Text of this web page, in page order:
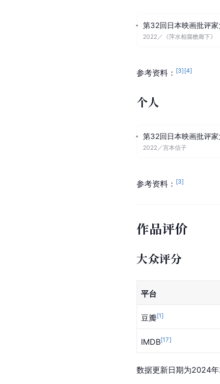
第32回日本映画批评
2022／ 《萍水相腐檐廊下》
参考资料： [3] [4]
个人
第32回日本映画批评
2022／宫本信子
参考资料： [3]
作品评价
大众评分
平台
豆瓣[1]
IMDB[17]
数据更新日期为2024